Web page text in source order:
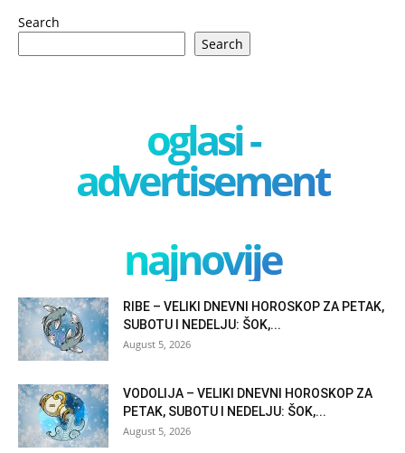
Search
Search
oglasi -
advertisement
najnovije
RIBE – VELIKI DNEVNI HOROSKOP ZA PETAK,
SUBOTU I NEDELJU: ŠOK,...
August 5, 2026
VODOLIJA – VELIKI DNEVNI HOROSKOP ZA
PETAK, SUBOTU I NEDELJU: ŠOK,...
August 5, 2026